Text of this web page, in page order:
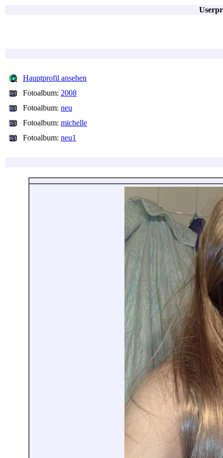
Hauptprofil ansehen
Fotoalbum: 2008
Fotoalbum: neu
Fotoalbum: michelle
Fotoalbum: neu1